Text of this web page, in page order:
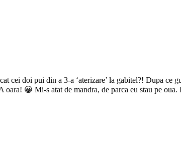
cei doi pui din a 3-a ‘aterizare’ la gabitel?! Dupa
😀 Mi-s atat de mandra, de parca eu stau pe